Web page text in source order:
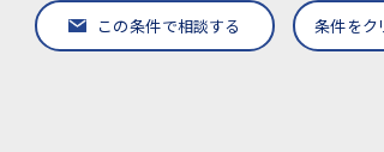
この条件で相談する 条件をク